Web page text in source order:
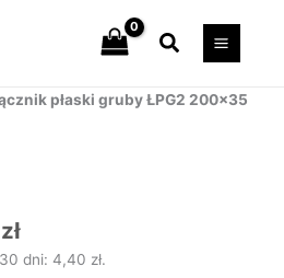
Szukaj
płaski gruby ŁPG2 200×35
złdo
206,50 zł
dni: 4,40 zł.